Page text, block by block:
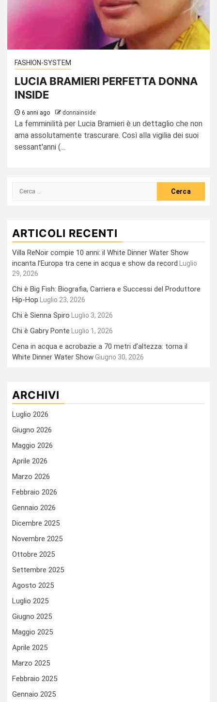
FASHION-SYSTEM
LUCIA BRAMIERI PERFETTA DONNA
INSIDE
6 anni ago donnainside
La femminilità per Lucia Bramieri è un dettaglio che non
ama assolutamente trascurare. Così alla vigilia dei suoi
sessant'anni (...
Ricerca
ARTICOLI RECENTI
Villa ReNoir compie 10 anni: il White Dinner Water Show
incanta l’Europa tra cene in acqua e show da record
Luglio
29, 2026
Chi è Big Fish: Biografia, Carriera e Successi del Produttore
Hip-Hop
Luglio 23, 2026
Chi è Sienna Spiro Luglio 3, 2026
Chi è Gabry Ponte Luglio 1, 2026
Cena in acqua e acrobazie a 70 metri d’altezza: torna il
White Dinner Water ShowGiugno 30, 2026
ARCHIVI
Luglio 2026
Giugno 2026
Maggio 2026
Aprile 2026
Marzo 2026
Febbraio 2026
Gennaio 2026
Dicembre 2025
Novembre 2025
Ottobre 2025
Settembre 2025
Agosto 2025
Luglio 2025
Giugno 2025
Maggio 2025
Aprile 2025
Marzo 2025
Febbraio 2025
Gennaio 2025